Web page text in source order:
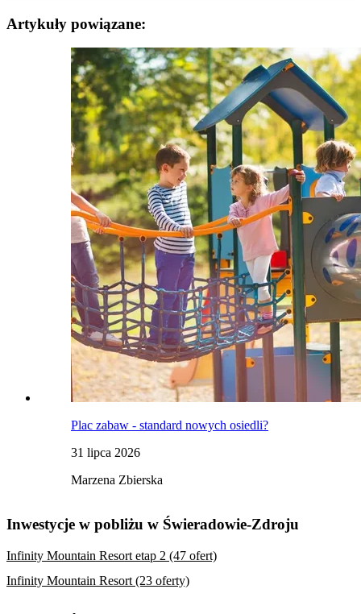
Artykuły powiązane:
Plac zabaw - standard nowych osiedli?
31 lipca 2026
Marzena Zbierska
Inwestycje w pobliżu w Świeradowie-Zdroju
Infinity Mountain Resort etap 2 (47 ofert)
Infinity Mountain Resort (23 oferty)